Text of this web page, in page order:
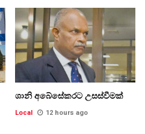
ශානි අබේසේකරට උසස්වීමක්
Local 12 hours ago